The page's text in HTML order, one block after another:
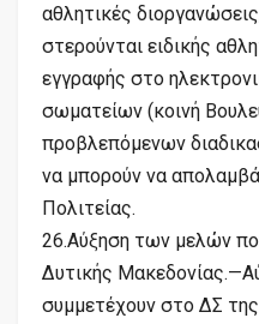
αθλητικές
στερούνται ειδικής
εγγραφής στο
σωματείων (κοινή
προβλεπόμενων
να μπορούν να
Πολιτείας.
26.Αύξηση των μελών
Δυτικής
συμμετέχουν στο ΔΣ